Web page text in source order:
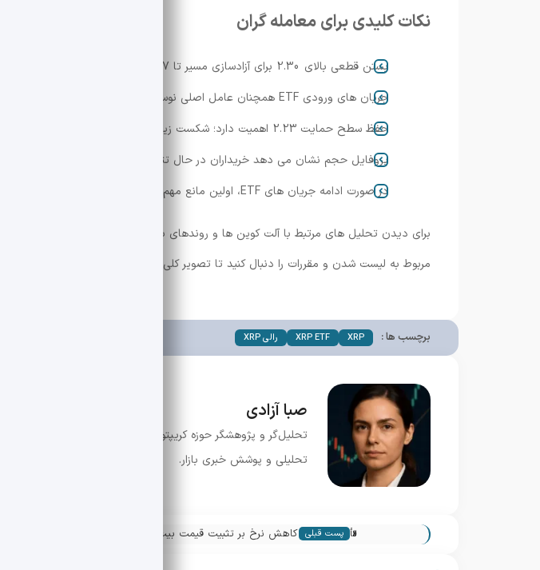
نکات کلیدی برای معامله گران
بستن قطعی بالای 2.30 برای آزادسازی مسیر تا 2.57–2.80 حیاتی است.
جریان های ورودی ETF همچنان عامل اصلی نوسان پذیری باقی مانده و داده های اولیه، تقاضای مؤسسه ای واقعی را نشان می دهد.
حفظ سطح حمایت 2.23 اهمیت دارد؛ شکست زیر 2.15 می تواند پایان فرضیه صعودی را تسریع کند.
پروفایل حجم نشان می دهد خریداران در حال تثبیت یک ناحیه ارزش جدید بالای 2.20 هستند.
در صورت ادامه جریان های ETF، اولین مانع مهم، خط روند نزولی کلان از تیرماه است؛ شکست آن می تواند ساختار بازار را به طور کامل معکوس کند.
برای دیدن تحلیل های مرتبط با آلت کوین ها و روندهای بازار، می توانید به بخش آلت
مربوط به لیست شدن و مقررات را دنبال کنید تا تصویر کلی جریان های نهادی و اثرات آن بر
برچسب ها : XRP
XRP ETF رالی XRP
صبا آزادی
تحلیل‌گر و پژوهشگر حوزه کریپتو و فارکس با تجربه در پایش
تحلیلی و پوشش خبری بازار.
« پست قبلی
تأثیر انتظارات کاهش نرخ بر تثبیت قیمت بیت کوین و بازنشانی اهرم